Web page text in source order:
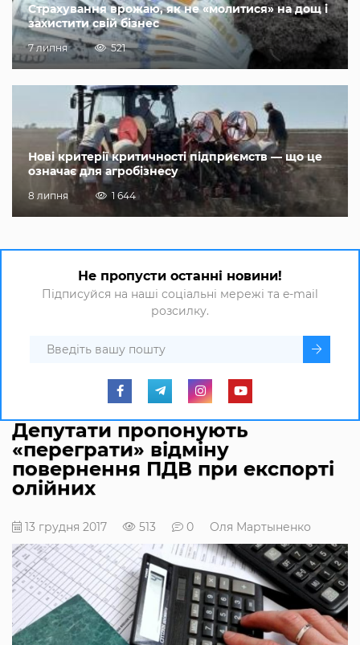
Страхування врожаю, як не «молитися» на дощ і
захистити свій бізнес
7 липня 521
Нові критерії критичності підприємств — що це
означає для агробізнесу
8 липня 1 644
Не пропусти останні новини!
Підписуйся на наші соціальні мережі та e-mail
розсилку.
Депутати пропонують
«переграти» відміну
повернення ПДВ при експорті
олійних
13 грудня 2017 513 0 Оля Мартыненко